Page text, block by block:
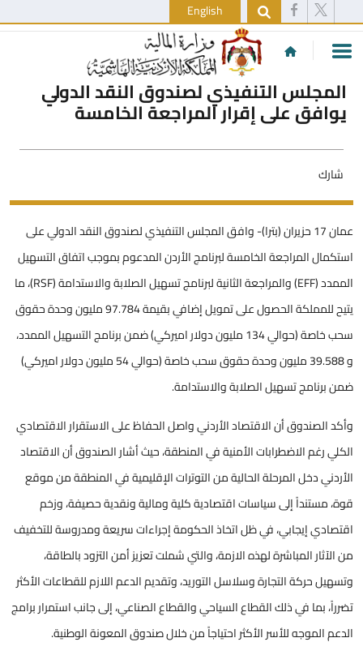
English
المجلس التنفيذي لصندوق النقد الدولي
يوافق على إقرار المراجعة الخامسة
شارك
عمان 17 حزيران (بترا)- وافق المجلس التنفيذي لصندوق النقد الدولي على
استكمال المراجعة الخامسة لبرنامج الأردن المدعوم بموجب اتفاق التسهيل
الممدد (EFF) والمراجعة الثانية لبرنامج تسهيل الصلابة والاستدامة (RSF)، ما
يتيح للمملكة الحصول على تمويل إضافي بقيمة 97.784 مليون وحدة حقوق
سحب خاصة (حوالي 134 مليون دولار اميركي) ضمن برنامج التسهيل الممدد،
و 39.588 مليون وحدة حقوق سحب خاصة (حوالي 54 مليون دولار اميركي)
ضمن برنامج تسهيل الصلابة والاستدامة.
وأكد الصندوق أن الاقتصاد الأردني واصل الحفاظ على الاستقرار الاقتصادي
الكلي رغم الاضطرابات الأمنية في المنطقة، حيث أشار الصندوق أن الاقتصاد
الأردني دخل المرحلة الحالية من التوترات الإقليمية في المنطقة من موقع
قوة، مستنداً إلى سياسات اقتصادية كلية ومالية ونقدية حصيفة، وزخم
اقتصادي إيجابي، في ظل اتخاذ الحكومة إجراءات سريعة ومدروسة للتخفيف
من الآثار المباشرة لهذه الازمة، والتي شملت تعزيز أمن التزود بالطاقة،
وتسهيل حركة التجارة وسلاسل التوريد، وتقديم الدعم اللازم للقطاعات الأكثر
تضرراً، بما في ذلك القطاع السياحي والقطاع الصناعي، إلى جانب استمرار برامج
الدعم الموجه للأسر الأكثر احتياجاً من خلال صندوق المعونة الوطنية.